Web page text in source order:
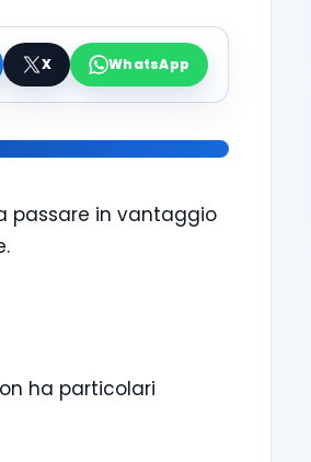
X WhatsApp
passare in vantaggio
ha particolari